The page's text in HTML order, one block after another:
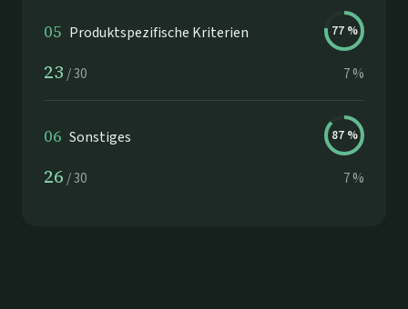
05 Produktspezifische Kriterien 77%
23 /30 7%
06 Sonstiges 87%
26 /30 7%